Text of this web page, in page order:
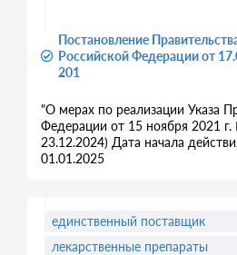
Постановление
Российской Федерации от
201
"О мерах по реализации Указа
Федерации от 15 ноября 2021
23.12.2024) Дата начала
01.01.2025
единственный поставщик
лекарственные препараты